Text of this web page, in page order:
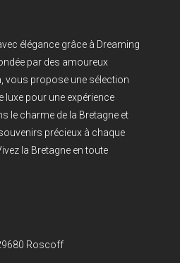
élégance grâce à Dreaming
par des amoureux
vous propose une sélection
luxe pour une expérience
le charme de la Bretagne et
précieux à chaque
la Bretagne en toute
Roscoff